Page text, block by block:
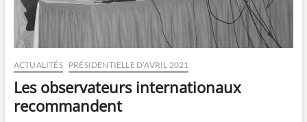
ACTUALITÉS PRÉSIDENTIELLE D’AVRIL 2021
Les observateurs internationaux
recommandent